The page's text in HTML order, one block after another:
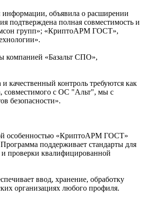
объявила о расширении
подтверждена полная совместимость и
групп»; «КриптоАРМ ГОСТ»,
компанией «Базальт СПО»,
качественный контроль требуются как
совместимого с ОС "Альт", мы с
безопасности».
особенностью «КриптоАРМ ГОСТ»
поддерживает стандарты для
проверки квалифицированной
ввод, хранение, обработку
организациях любого профиля.